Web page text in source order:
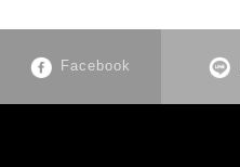
Facebook